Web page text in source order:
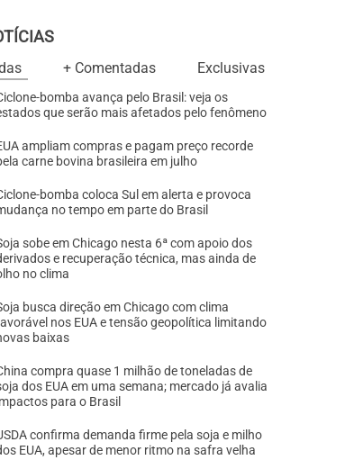
+ Comentadas Exclusivas
bomba avança pelo Brasil: veja os
que serão mais afetados pelo fenômeno
ampliam compras e pagam preço recorde
carne bovina brasileira em julho
bomba coloca Sul em alerta e provoca
no tempo em parte do Brasil
sobe em Chicago nesta 6ª com apoio dos
e recuperação técnica, mas ainda de
no clima
busca direção em Chicago com clima
nos EUA e tensão geopolítica limitando
baixas
compra quase 1 milhão de toneladas de
dos EUA em uma semana; mercado já avalia
para o Brasil
confirma demanda firme pela soja e milho
EUA, apesar de menor ritmo na safra velha